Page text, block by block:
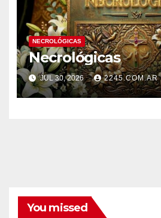
NECROLÓGICAS
Necrológicas
JUL 30, 2026 2245.COM.AR
You missed